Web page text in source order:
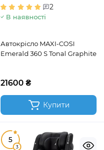
2
В наявності
Автокрісло MAXI-COSI
Emerald 360 S Tonal Graphite
21600 ₴
Купити
5
3